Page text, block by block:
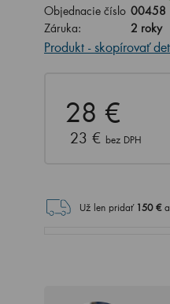
Objednacie číslo 00458
Záruka:
2 roky
Produkt - skopírovať
28 €
23 € bez DPH
Už len pridať 150€